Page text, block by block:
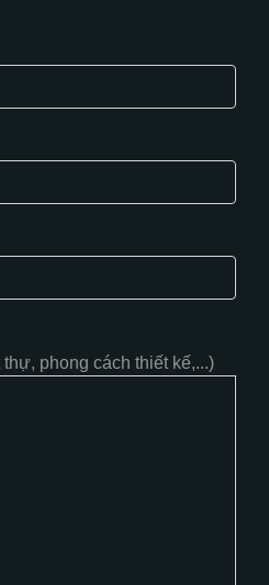
phong cách thiết kế,...)